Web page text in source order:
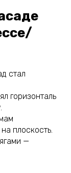
стал
горизонталь
плоскость.
—